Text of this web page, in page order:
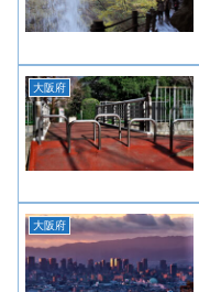
大阪府
大阪府